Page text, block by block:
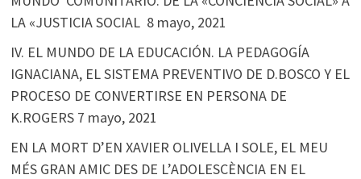
LA «JUSTICIA SOCIAL 8 mayo, 2021
IV. EL MUNDO DE LA EDUCACIÓN. LA PEDAGOGÍA
IGNACIANA, EL SISTEMA PREVENTIVO DE D.BOSCO Y EL
PROCESO DE CONVERTIRSE EN PERSONA DE
K.ROGERS 7 mayo, 2021
EN LA MORT D’EN XAVIER OLIVELLA I SOLE, EL MEU
MÉS GRAN AMIC DES DE L’ADOLESCÈNCIA EN EL